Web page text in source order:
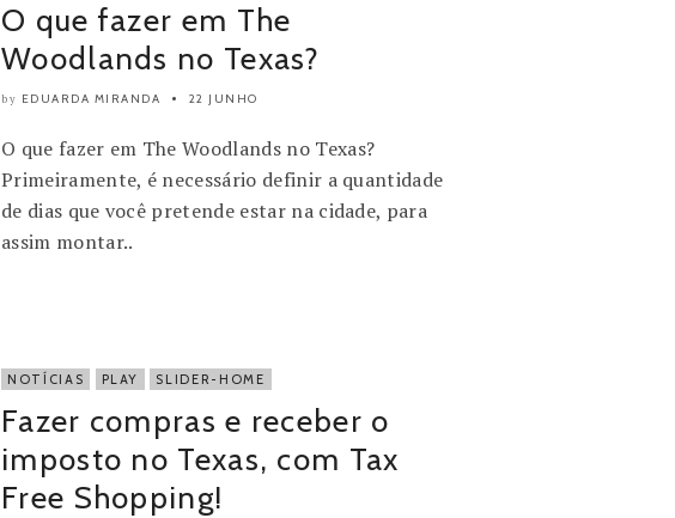
O que fazer em The
Woodlands no Texas?
by EDUARDA MIRANDA 22 JUNHO
O que fazer em The Woodlands no Texas?
Primeiramente, é necessário definir a quantidade
de dias que você pretende estar na cidade, para
assim montar..
NOTÍCIAS PLAY SLIDER-HOME
Fazer compras e receber o
imposto no Texas, com Tax
Free Shopping!